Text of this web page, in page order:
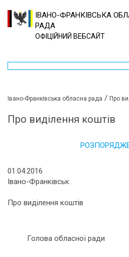
ІВАНО-ФРАНКІВСЬКА
РАДА
ОФІЦІЙНИЙ ВЕБСАЙТ
Івано-Франківська обласна рада / Про
Про виділення коштів
01.04.2016
Івано-Франківськ
Про виділення коштів
Голова обласної ради